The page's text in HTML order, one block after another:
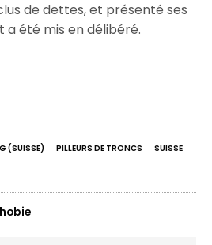
de dettes, et présenté ses
a été mis en délibéré.
(SUISSE) PILLEURS DE TRONCS
SUISSE